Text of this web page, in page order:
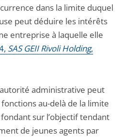
dans la limite duquel
peut déduire les intérêts
entreprise à laquelle elle
SAS GEII Rivoli Holding,
administrative peut
au-delà de la limite
fondant sur l’objectif tendant
de jeunes agents par